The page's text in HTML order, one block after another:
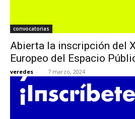
convocatorias
Abierta la inscripción del
Europeo del Espacio
veredes - 7 marzo, 2024